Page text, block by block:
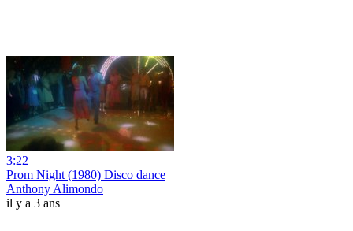
3:22
Prom Night (1980) Disco dance
Anthony Alimondo
il y a 3 ans